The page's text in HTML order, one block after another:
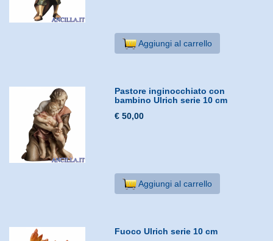
Aggiungi al carrello
Pastore inginocchiato con
bambino Ulrich serie 10 cm
€ 50,00
Aggiungi al carrello
Fuoco Ulrich serie 10 cm